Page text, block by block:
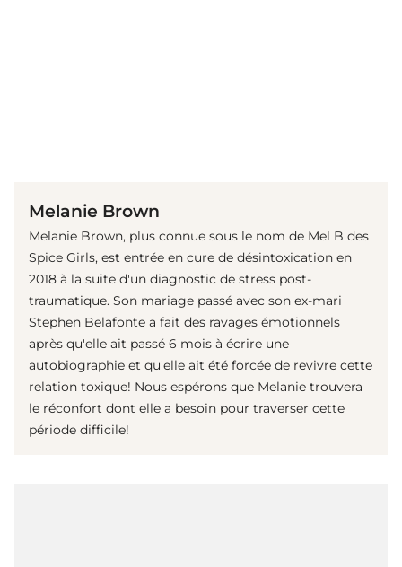
Melanie Brown
Melanie Brown, plus connue sous le nom de Mel B des
Spice Girls, est entrée en cure de désintoxication en
2018 à la suite d'un diagnostic de stress post-
traumatique. Son mariage passé avec son ex-mari
Stephen Belafonte a fait des ravages émotionnels
après qu'elle ait passé 6 mois à écrire une
autobiographie et qu'elle ait été forcée de revivre cette
relation toxique! Nous espérons que Melanie trouvera
le réconfort dont elle a besoin pour traverser cette
période difficile!